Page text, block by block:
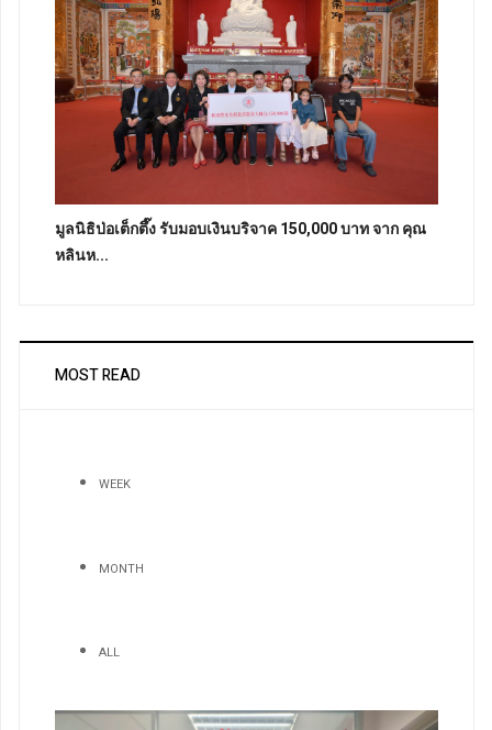
มูลนิธิป่อเต็กตึ๊ง รับมอบเงินบริจาค 150,000 บาท จาก คุณ
หลินห...
MOST READ
WEEK
MONTH
ALL